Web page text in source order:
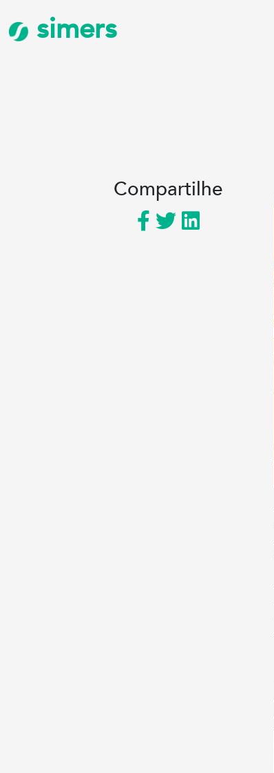
simers
Compartilhe